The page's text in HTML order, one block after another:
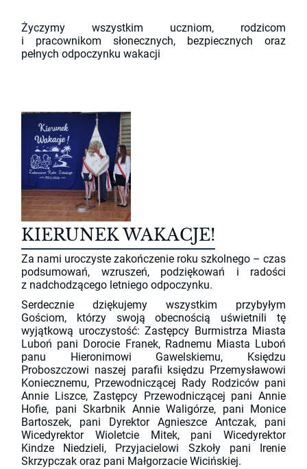
Życzymy wszystkim uczniom, rodzicom
i pracownikom słonecznych, bezpiecznych oraz
pełnych odpoczynku wakacji
KIERUNEK WAKACJE!
Za nami uroczyste zakończenie roku szkolnego – czas
podsumowań, wzruszeń, podziękowań i radości
z nadchodzącego letniego odpoczynku.
Serdecznie dziękujemy wszystkim przybyłym
Gościom, którzy swoją obecnością uświetnili tę
wyjątkową uroczystość: Zastępcy Burmistrza Miasta
Luboń pani Dorocie Franek, Radnemu Miasta Luboń
panu Hieronimowi Gawelskiemu, Księdzu
Proboszczowi naszej parafii księdzu Przemysławowi
Koniecznemu, Przewodniczącej Rady Rodziców pani
Annie Liszce, Zastępcy Przewodniczącej pani Annie
Hofie, pani Skarbnik Annie Waligórze, pani Monice
Bartoszek, pani Dyrektor Agnieszce Antczak, pani
Wicedyrektor Wioletcie Mitek, pani Wicedyrektor
Kindze Niedzieli, Przyjacielowi Szkoły pani Irenie
Skrzypczak oraz pani Małgorzacie Wicińskiej.